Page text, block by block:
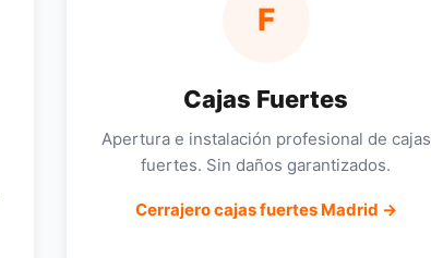
F
Cajas Fuertes
Apertura e instalación profesional de cajas
fuertes. Sin daños garantizados.
Cerrajero cajas fuertes Madrid →